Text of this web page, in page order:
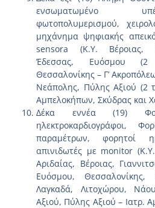
ενσωματωμένο
φωτοπολυμερισμού,
μηχάνημα ψηφιακής
sensora (Κ.Υ. Βέροιας,
Έδεσσας, Ευόσμου (2
Θεσσαλονίκης – Γ’
Νεάπολης, Πύλης Αξιού (2
Αμπελοκήπων, Σκύδρας και
Δέκα εννέα (19)
ηλεκτροκαρδιογράφοι,
παραμέτρων, φορητοί
απινιδωτές με monitor (Κ.Υ.
Αριδαίας, Βέροιας,
Ευόσμου, Θεσσαλονίκης,
Λαγκαδά, Λιτοχώρου,
Αξιού, Πύλης Αξιού – Ιατρ.